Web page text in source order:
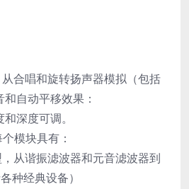
合唱和旋转扬声器模拟（包括
自动平移效果：
深度可调。
模块具有：
从谐振滤波器和元音滤波器到
种经典设备）